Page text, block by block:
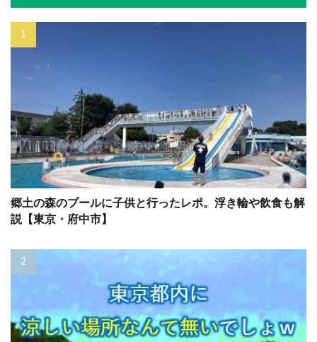
郷土の森のプールに子供と行ったレポ。浮き輪や飲食も解
説【東京・府中市】